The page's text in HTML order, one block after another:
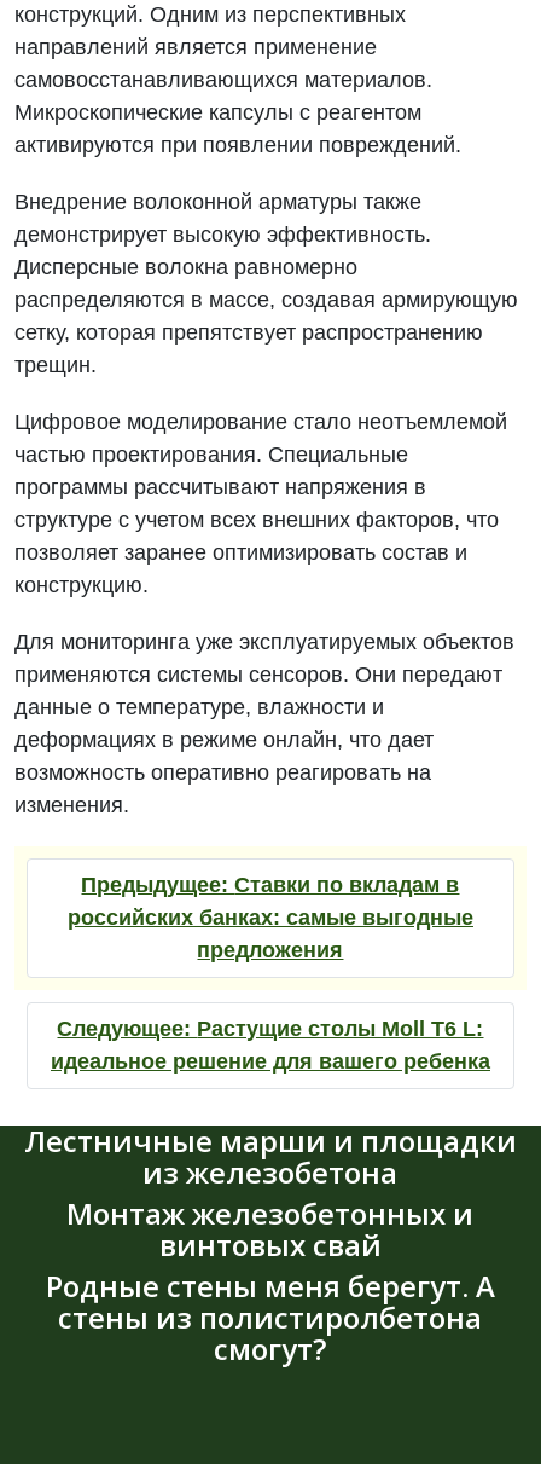
конструкций. Одним из перспективных
направлений является применение
самовосстанавливающихся материалов.
Микроскопические капсулы с реагентом
активируются при появлении повреждений.
Внедрение волоконной арматуры также
демонстрирует высокую эффективность.
Дисперсные волокна равномерно
распределяются в массе, создавая армирующую
сетку, которая препятствует распространению
трещин.
Цифровое моделирование стало неотъемлемой
частью проектирования. Специальные
программы рассчитывают напряжения в
структуре с учетом всех внешних факторов, что
позволяет заранее оптимизировать состав и
конструкцию.
Для мониторинга уже эксплуатируемых объектов
применяются системы сенсоров. Они передают
данные о температуре, влажности и
деформациях в режиме онлайн, что дает
возможность оперативно реагировать на
изменения.
Предыдущее:Cтавки по вкладам в
российских банках: самые выгодные
предложения
Следующее: Растущие столы Moll T6 L:
идеальное решение для вашего ребенка
Лестничные марши и площадки
из железобетона
Монтаж железобетонных и
винтовых свай
Родные стены меня берегут. А
стены из полистиролбетона
смогут?